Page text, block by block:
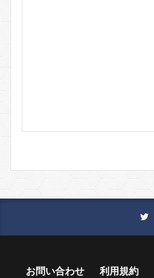
お問い合わせ 利用規約